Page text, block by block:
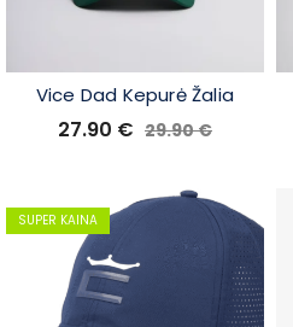
Vice Dad Kepurė Žalia
27.90 € 29.90€
SUPER KAINA